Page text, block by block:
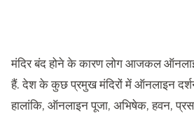
मंदिर बंद होने के कारण लोग आजकल
हैं. देश के कुछ प्रमुख मंदिरों में ऑनलाइन
हालांकि, ऑनलाइन पूजा, अभिषेक, हवन,